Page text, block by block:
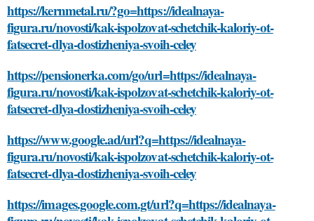
https://kernmetal.ru/?go=https://idealnaya-
figura.ru/novosti/kak-ispolzovat-schetchik-kaloriy-ot-
fatsecret-dlya-dostizheniya-svoih-celey
https://pensionerka.com/go/url=https://idealnaya-
figura.ru/novosti/kak-ispolzovat-schetchik-kaloriy-ot-
fatsecret-dlya-dostizheniya-svoih-celey
https://www.google.ad/url?q=https://idealnaya-
figura.ru/novosti/kak-ispolzovat-schetchik-kaloriy-ot-
fatsecret-dlya-dostizheniya-svoih-celey
https://images.google.com.gt/url?q=https://idealnaya-